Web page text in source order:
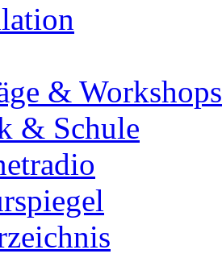
& Workshops
& Schule